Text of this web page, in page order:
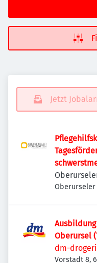
Jetzt
und/oder
Oberurseler
Oberursel
dm-
Vorstadt 8,